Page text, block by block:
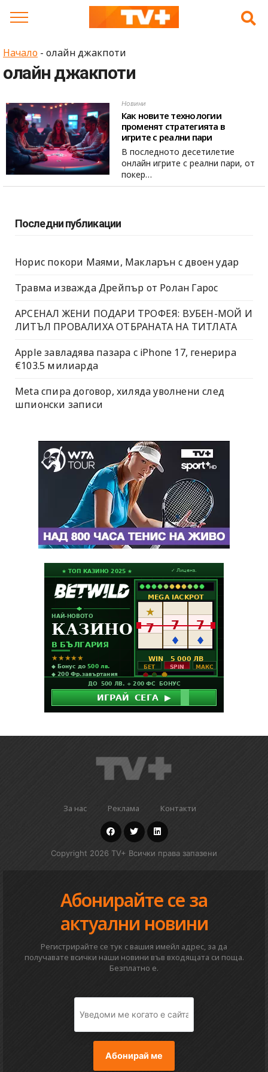
Начало - олайн джакпоти
олайн джакпоти
Новини
Как новите технологии
променят стратегията в
игрите с реални пари
В последното десетилетие
онлайн игрите с реални пари, от
покер…
Последни публикации
Норис покори Маями, Макларън с двоен удар
Травма изважда Дрейпър от Ролан Гарос
АРСЕНАЛ ЖЕНИ ПОДАРИ ТРОФЕЯ: ВУБЕН-МОЙ И
ЛИТЪЛ ПРОВАЛИХА ОТБРАНАТА НА ТИТЛАТА
Apple завладява пазара с iPhone 17, генерира
€103.5 милиарда
Meta спира договор, хиляда уволнени след
шпионски записи
За нас Реклама Контакти
Copyright 2026 TV+ Всички права запазени
Абонирайте се за
актуални новини
Регистрирайте се тук с вашия имейл адрес, за да
получавате всички наши новини във входящата си поща.
Безплатно е.
Абонирай ме